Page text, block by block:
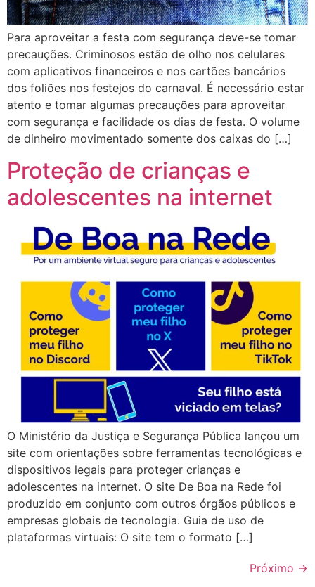
Para aproveitar a festa com segurança deve-se tomar
precauções. Criminosos estão de olho nos celulares
com aplicativos financeiros e nos cartões bancários
dos foliões nos festejos do carnaval. É necessário estar
atento e tomar algumas precauções para aproveitar
com segurança e facilidade os dias de festa. O volume
de dinheiro movimentado somente dos caixas do […]
Proteção de crianças e
adolescentes na internet
O Ministério da Justiça e Segurança Pública lançou um
site com orientações sobre ferramentas tecnológicas e
dispositivos legais para proteger crianças e
adolescentes na internet. O site De Boa na Rede foi
produzido em conjunto com outros órgãos públicos e
empresas globais de tecnologia. Guia de uso de
plataformas virtuais: O site tem o formato […]
Próximo →